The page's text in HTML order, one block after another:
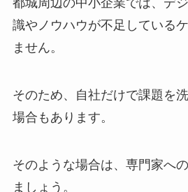
都城周辺の中小企業では、デ
識やノウハウが不足している
ません。
そのため、自社だけで課題を
場合もあります。
そのような場合は、専門家へ
ましょう。